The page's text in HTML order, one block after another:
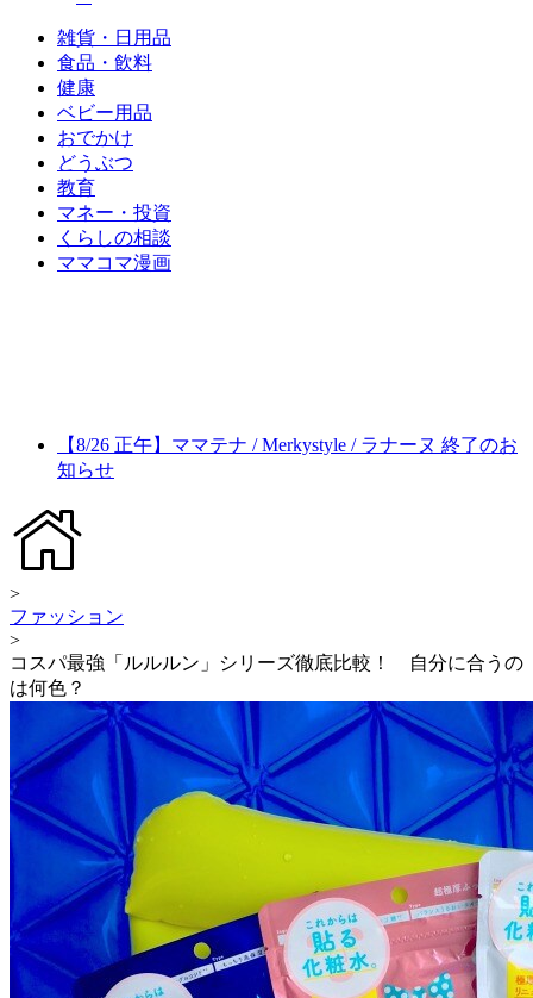
雑貨・日用品
食品・飲料
健康
ベビー用品
おでかけ
どうぶつ
教育
マネー・投資
くらしの相談
ママコマ漫画
【8/26 正午】ママテナ / Merkystyle / ラナーヌ 終了のお
知らせ
>
ファッション
>
コスパ最強「ルルルン」シリーズ徹底比較！ 自分に合うの
は何色？